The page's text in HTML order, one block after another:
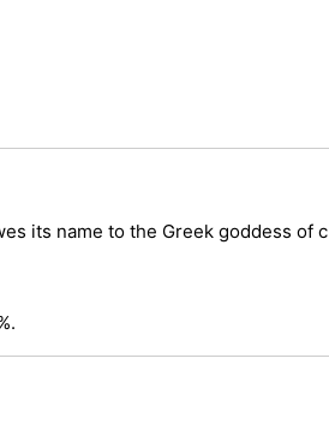
its name to the Greek goddess of